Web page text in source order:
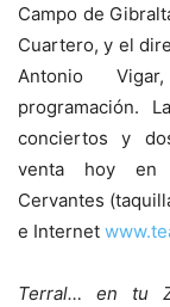
Campo de
Cuartero, y el
Antonio
programación.
conciertos y
venta hoy en
Cervantes
e Internet
Terral… en tu